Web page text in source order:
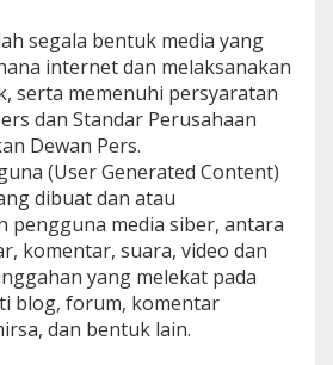
segala bentuk media yang
internet dan melaksanakan
serta memenuhi persyaratan
dan Standar Perusahaan
Dewan Pers.
(User Generated Content)
dibuat dan atau
pengguna media siber, antara
komentar, suara, video dan
yang melekat pada
blog, forum, komentar
dan bentuk lain.